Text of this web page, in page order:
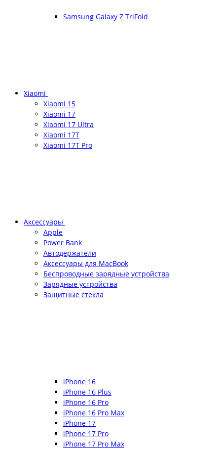
Samsung Galaxy Z TriFold
Xiaomi
Xiaomi 15
Xiaomi 17
Xiaomi 17 Ultra
Xiaomi 17T
Xiaomi 17T Pro
Аксессуары
Apple
Power Bank
Автодержатели
Аксессуары для MacBook
Беспроводные зарядные устройства
Зарядные устройства
Защитные стекла
iPhone 16
iPhone 16 Plus
iPhone 16 Pro
iPhone 16 Pro Max
iPhone 17
iPhone 17 Pro
iPhone 17 Pro Max